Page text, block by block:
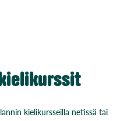
kielikursseilla netissä tai